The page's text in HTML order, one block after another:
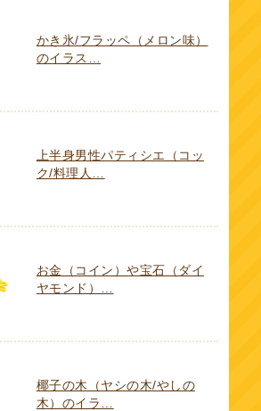
かき氷/フラッペ（メロン味）
のイラス…
上半身男性パティシエ（コッ
ク/料理人…
お金（コイン）や宝石（ダイ
ヤモンド）…
椰子の木（ヤシの木/やしの
木）のイラ…